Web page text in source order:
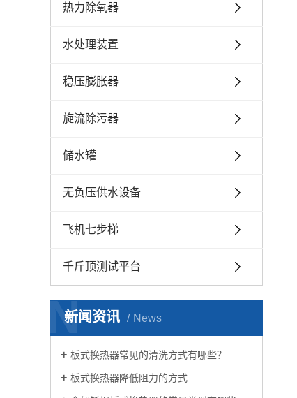
热力除氧器
水处理装置
稳压膨胀器
旋流除污器
储水罐
无负压供水设备
飞机七步梯
千斤顶测试平台
新闻资讯 News
N
板式换热器常见的清洗方式有哪些？
板式换热器降低阻力的方式